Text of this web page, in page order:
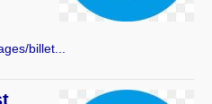
billet...